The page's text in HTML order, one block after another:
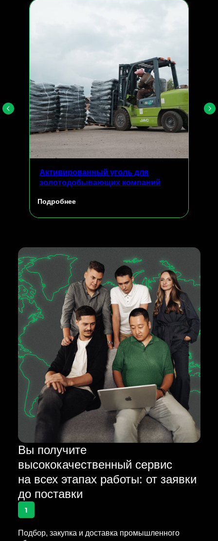
Активированный уголь для
золотодобывающих компаний
Подробнее
Вы получите
высококачественный сервис
на всех этапах работы: от заявки
до поставки
1
Подбор, закупка и доставка промышленного